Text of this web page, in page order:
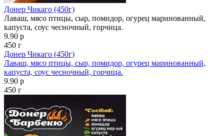
Донер Чикаго (450г)
Лаваш, мясо птицы, сыр, помидор, огурец маринованный,
капуста, соус чесночный, горчица.
9.90 р
450 г
Донер Чикаго (450г)
Лаваш, мясо птицы, сыр, помидор, огурец маринованный,
капуста, соус чесночный, горчица.
9.90 р
450 г